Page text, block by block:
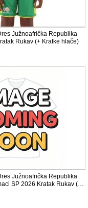
Južnoafrička Republika
Rukav (+ Kratke hlače)
Južnoafrička Republika
SP 2026 Kratak Rukav (+